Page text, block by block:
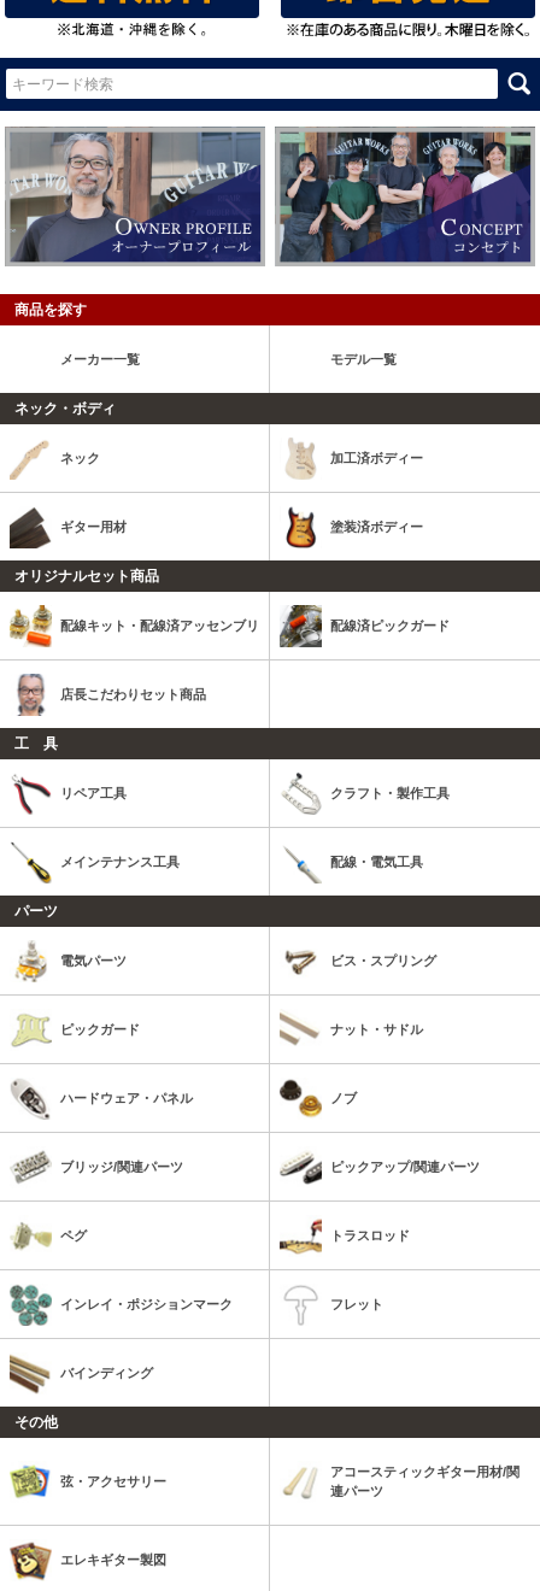
商品を探す
メーカー一覧 モデル一覧
ネック・ボディ
ネック 加工済ボディー
ギター用材 塗装済ボディー
オリジナルセット商品
配線キット・配線済アッセンブリ 配線済ピックガード
店長こだわりセット商品
工 具
リペア工具 クラフト・製作工具
メインテナンス工具 配線・電気工具
パーツ
電気パーツ ビス・スプリング
ピックガード ナット・サドル
ハードウェア・パネル ノブ
ブリッジ/関連パーツ ピックアップ/関連パーツ
ペグ トラスロッド
インレイ・ポジションマーク フレット
バインディング
その他
弦・アクセサリー
アコースティックギター用材/関
連パーツ
エレキギター製図